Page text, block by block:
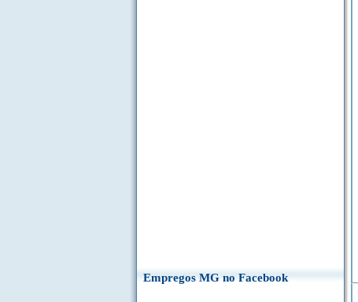
Empregos MG no Facebook